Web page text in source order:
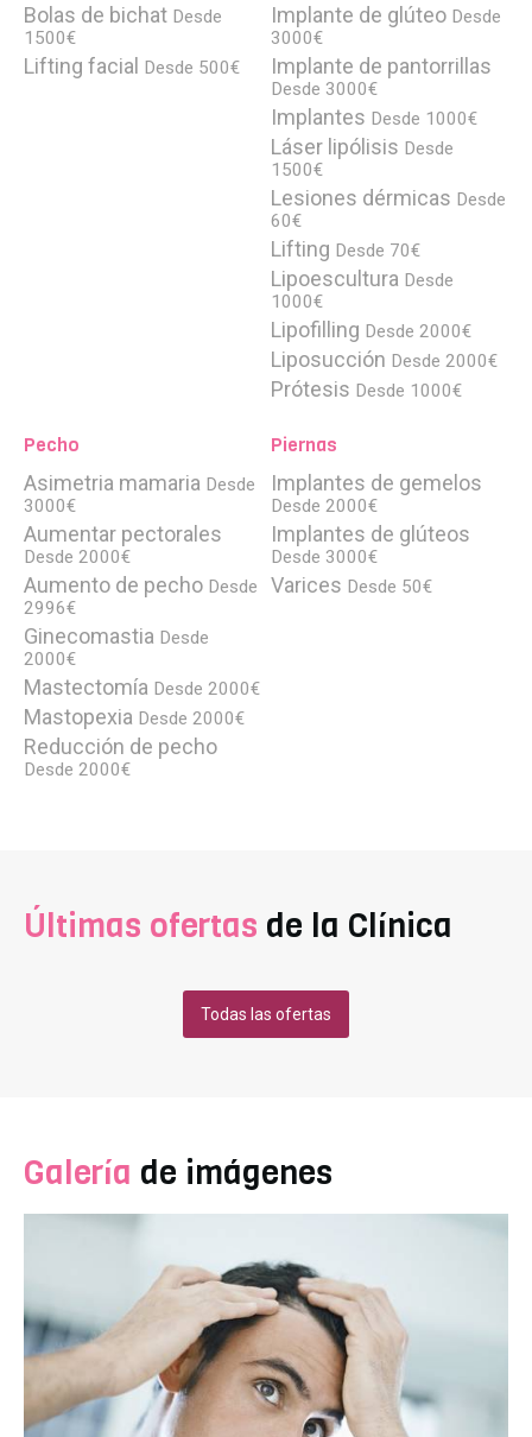
Bolas de bichat Desde
1500€
Lifting facial Desde 500€
Implante de glúteo Desde
3000€
Implante de pantorrillas
Desde 3000€
Implantes Desde 1000€
Láser lipólisis Desde
1500€
Lesiones dérmicas Desde
60€
Lifting Desde 70€
Lipoescultura Desde
1000€
Lipofilling Desde 2000€
Liposucción Desde 2000€
Prótesis Desde 1000€
Pecho
Asimetria mamaria Desde
3000€
Aumentar pectorales
Desde 2000€
Aumento de pecho Desde
2996€
Ginecomastia Desde
2000€
Mastectomía Desde 2000€
Mastopexia Desde 2000€
Reducción de pecho
Desde 2000€
Piernas
Implantes de gemelos
Desde 2000€
Implantes de glúteos
Desde 3000€
Varices Desde 50€
Últimas ofertas de la Clínica
Todas las ofertas
Galería de imágenes